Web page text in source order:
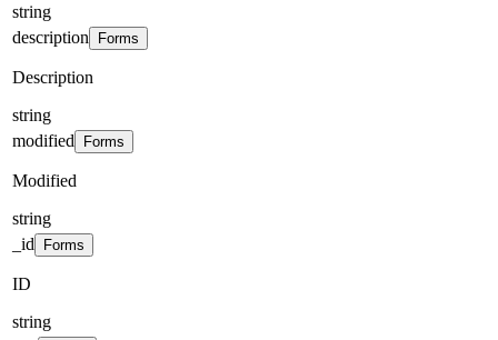
string
description
Forms
Description
string
modified
Forms
Modified
string
_id
Forms
ID
string